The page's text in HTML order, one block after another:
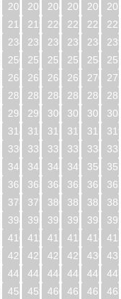
202 203 204 205 206
218 219 220 221 222
234 235 236 237 238
250 251 252 253 254
266 267 268 269 270
282 283 284 285 286
298 299 300 301 302
314 315 316 317 318
330 331 332 333 334
346 347 348 349 350
362 363 364 365 366
378 379 380 381 382
394 395 396 397 398
410 411 412 413 414
426 427 428 429 430
442 443 444 445 446
458 459 460 461 462